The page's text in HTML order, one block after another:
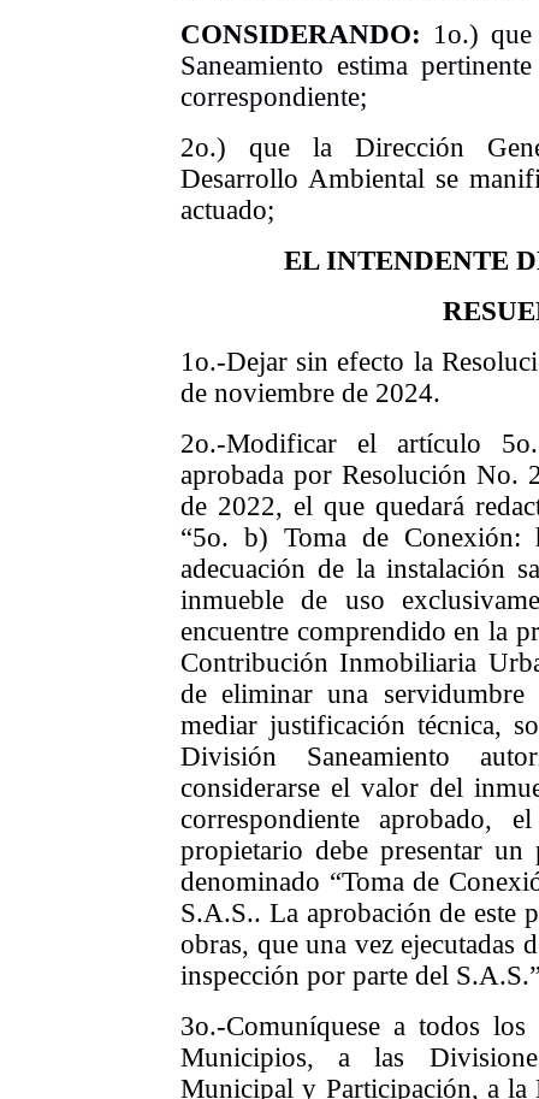
CONSIDERANDO: 1o.)
Saneamiento estima
correspondiente;
2o.) que la Dirección
Desarrollo Ambiental se
actuado;
EL INTENDENTE
1o.-Dejar sin efecto la
de noviembre de 2024.
2o.-Modificar el artículo
aprobada por Resolución No.
de 2022, el que quedará
“5o. b) Toma de Conexión:
adecuación de la instalación
inmueble de uso
encuentre comprendido en la
Contribución Inmobiliaria
de eliminar una
mediar justificación técnica,
División Saneamiento
considerarse el valor del
correspondiente aprobado,
propietario debe presentar un
denominado “Toma de
S.A.S.. La aprobación de este
obras, que una vez ejecutadas
inspección por parte del
3o.-Comuníquese a todos
Municipios, a las
Municipal y Participación, a